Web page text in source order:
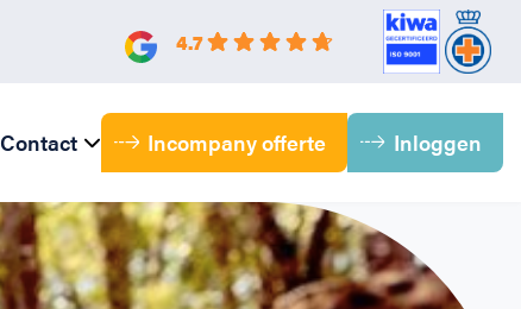
4.7
Contact Incompany offerte Inloggen